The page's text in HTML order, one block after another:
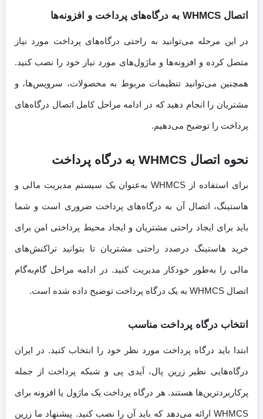
اتصال WHMCS به درگاه‌های پرداخت و افزونه‌ها
در این مرحله می‌توانید به راحتی درگاه‌های پرداخت مورد نیاز
متصل کرده و افزونه‌ها و ماژول‌های مورد نیاز خود را نصب کنید.
همچنین می‌توانید تنظیمات مربوط به محصولات، سرویس‌ها، و
مشتریان را انجام دهید که در ادامه مراحل کامل اتصال درگاه‌های
پرداخت را توضیح می‌دهیم.
نحوه اتصال WHMCS به درگاه پرداخت
برای استفاده از WHMCS به‌عنوان یک سیستم مدیریت مالی و
هاستینگ، اتصال آن به درگاه‌های پرداخت ضروری است و شما
باید برای ایجاد راحتی مشتریان و ایجاد محیط پرداختی امن برای
خرید هاستینگ درصدد راحتی مشتریان تا بتوانید تراکنش‌های
مالی را به‌طور خودکار مدیریت کنید. در ادامه مراحل گام‌به‌گام
اتصال WHMCS به یک درگاه پرداخت توضیح داده شده است.
انتخاب درگاه پرداخت مناسب
ابتدا باید درگاه پرداخت مورد نظر خود را انتخاب کنید. در ایران
درگاه‌هایی نظیر زرین پال، آیدی پی و شبکه پرداخت از جمله
پرکاربردترین‌ها هستند. هر درگاه پرداخت یک ماژول یا افزونه برای
WHMCS ارائه می‌دهد که باید آن را نصب کنید. پیشنهاد ما زرین